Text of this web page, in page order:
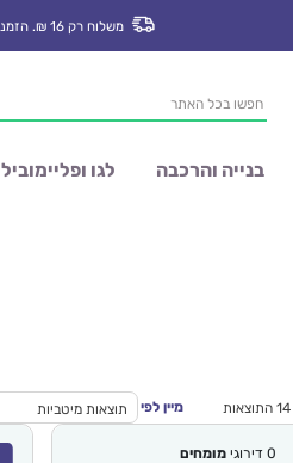
משלוח רק 16 ₪. הזמנות מעל 250 ₪ משלוח נק’ איסוף חינם
Products
search
בנייה והרכבה לגו ופליימוביל
מיין לפי תוצאות מיטביות
0 דירוגימומחים